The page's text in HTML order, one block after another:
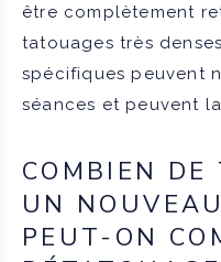
être complètement
tatouages très
spécifiques peuvent
séances et peuvent
COMBIEN DE
UN
PEUT-ON